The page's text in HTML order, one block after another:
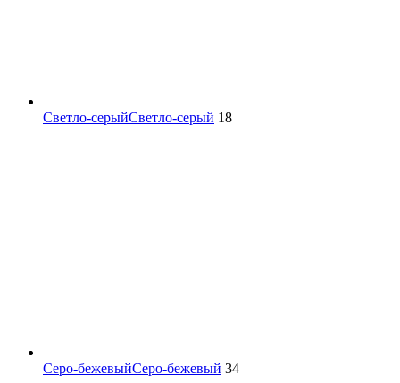
Светло-серыйСветло-серый 18
Серо-бежевыйСеро-бежевый 34